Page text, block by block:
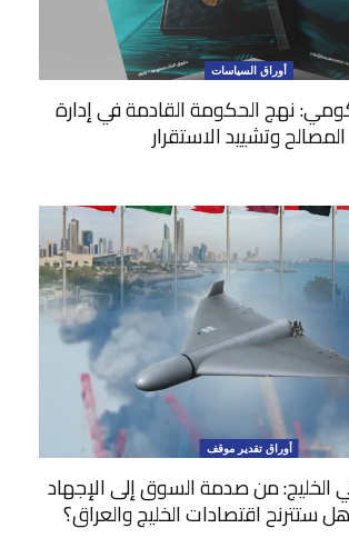
أوراق السياسات
نهج الحكومة القادمة في إدارة
المصالح وتشييد الاستقرار
أوراق تقدير موقف
الخليج: من صدمة السوق إلى الإجهاد
ستترنح اقتصادات الخليج والعراق؟